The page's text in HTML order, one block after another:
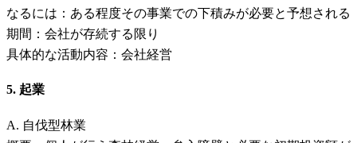
なるには：ある程度その事業での下積みが必要と予想される
期間：会社が存続する限り
具体的な活動内容：会社経営
5. 起業
A. 自伐型林業